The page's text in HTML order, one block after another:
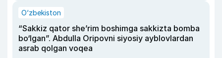
O‘zbekiston
“Sakkiz qator she’rim boshimga sakkizta bomba
bo‘lgan”. Abdulla Oripovni siyosiy ayblovlardan
asrab qolgan voqea